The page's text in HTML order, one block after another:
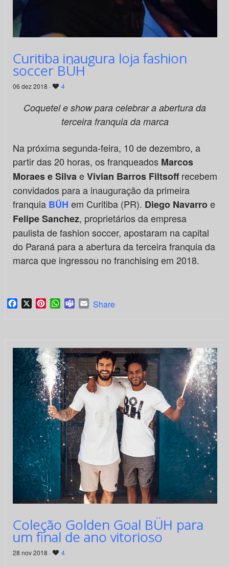
Curitiba inaugura loja fashion
soccer BÜH
06 dez 2018 · 4
Coquetel e show para celebrar a abertura da
terceira franquia da marca
Na próxima segunda-feira, 10 de dezembro, a
partir das 20 horas, os franqueados Marcos
Moraes e SilvaeVivian Barros Filtsoffrecebem
convidados para a inauguração da primeira
franquia BÜH em Curitiba (PR). Diego Navarroe
Felipe Sanchez, proprietários da empresa
paulista de fashion soccer, apostaram na capital
do Paraná para a abertura da terceira franquia da
marca que ingressou no franchising em 2018.
Facebook
X PinterestWhatsApp
TeamsEmail
Share
Coleção Golden Goal BÜH para
um final de ano vitorioso
28 nov 2018 · 4